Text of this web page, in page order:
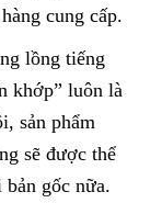
cung cấp.
lồng tiếng
khớp” luôn là
sản phẩm
sẽ được thể
gốc nữa.